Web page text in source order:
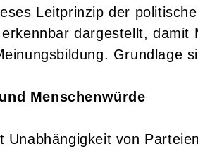
Leitprinzip der
dargestellt,
Grundlage
Menschenwürde
Unabhängigkeit von